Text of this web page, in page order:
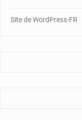
Site de WordPress-FR